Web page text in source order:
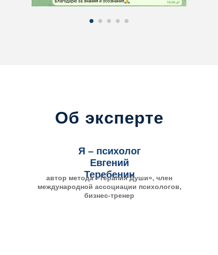
Об эксперте
Я – психолог
Евгений
Теребенин
автор метода «Терапия Души», член
международной ассоциации психологов,
бизнес-тренер